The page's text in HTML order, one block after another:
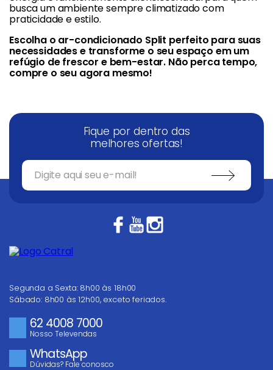
busca um ambiente sempre climatizado com
praticidade e estilo.
Escolha o ar-condicionado Split perfeito para suas
necessidades e transforme o seu espaço em um
refúgio de frescor e bem-estar. Não perca tempo,
compre o seu agora mesmo!
Fique por dentro das
melhores ofertas!
Segunda a Sexta: 8h00 às 18h00
Sábado: 8h00 às 12h00, exceto feriados.
62 4008 7000
Nosso Televendas
WhatsApp
Dúvidas? Fale conosco